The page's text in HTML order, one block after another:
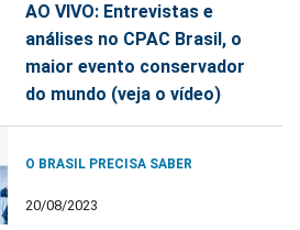
AO VIVO: Entrevistas e
análises no CPAC Brasil, o
maior evento conservador
do mundo (veja o vídeo)
O BRASIL PRECISA SABER
20/08/2023